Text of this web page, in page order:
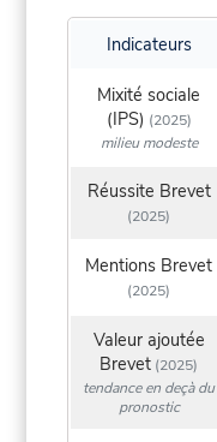
Indicateurs
Mixité sociale
(IPS) (2025)
milieu modeste
Réussite Brevet
(2025)
Mentions Brevet
(2025)
Valeur ajoutée
Brevet (2025)
tendance en deçà du
pronostic